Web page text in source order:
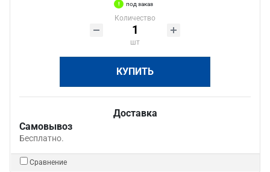
под заказ
Количество
шт
КУПИТЬ
Доставка
Самовывоз
Бесплатно.
Сравнение